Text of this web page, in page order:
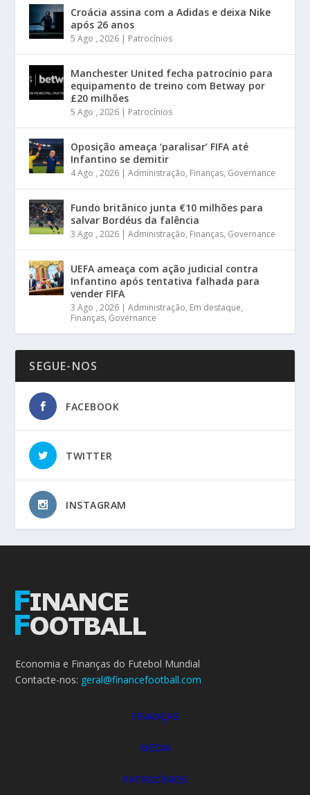
Croácia assina com a Adidas e deixa Nike
após 26 anos
5 Ago , 2026 | Patrocínios
Manchester United fecha patrocínio para
equipamento de treino com Betway por
£20 milhões
5 Ago , 2026 | Patrocínios
Oposição ameaça ‘paralisar’ FIFA até
Infantino se demitir
4 Ago , 2026 |Administração, Finanças, Governance
Fundo britânico junta €10 milhões para
salvar Bordéus da falência
3 Ago , 2026 |Administração, Finanças, Governance
UEFA ameaça com ação judicial contra
Infantino após tentativa falhada para
vender FIFA
3 Ago , 2026 |Administração, Em destaque,
Finanças, Governance
SEGUE-NOS
FACEBOOK
TWITTER
INSTAGRAM
Economia e Finanças do Futebol Mundial
Contacte-nos: geral@financefootball.com
FINANÇAS
MEDIA
PATROCÍNIOS